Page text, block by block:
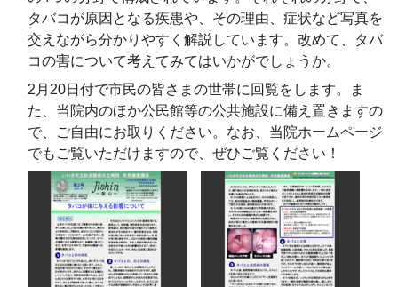
タバコが原因となる疾患や、その理由、症状など写真を
交えながら分かりやすく解説しています。改めて、タバ
コの害について考えてみてはいかがでしょうか。
2月20日付で市民の皆さまの世帯に回覧をします。ま
た、当院内のほか公民館等の公共施設に備え置きますの
で、ご自由にお取りください。なお、当院ホームページ
でもご覧いただけますので、ぜひご覧ください！